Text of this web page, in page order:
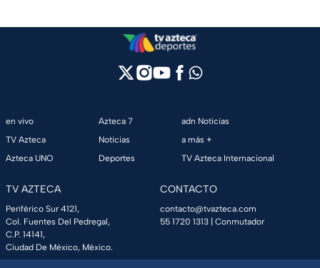
en vivo
TV Azteca
Azteca UNO
Azteca 7
Noticias
Deportes
adn Noticias
a más +
TV Azteca Internacional
TV AZTECA
Periférico Sur 4121,
Col. Fuentes Del Pedregal,
C.P. 14141,
Ciudad De México, México.
CONTACTO
contacto@tvazteca.com
55 1720 1313 | Conmutador